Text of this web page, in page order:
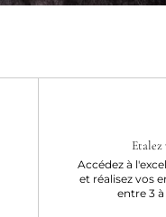
Etalez
Accédez à
et réalisez vos
entre 3 à